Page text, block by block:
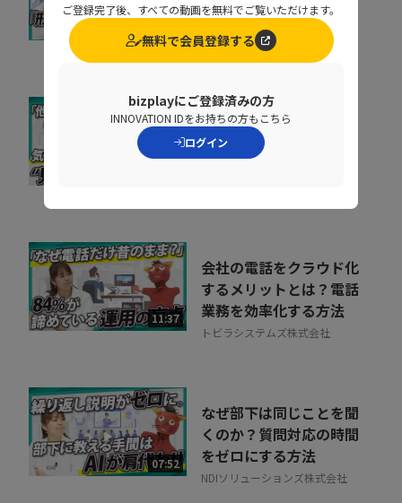
ぐ！70万を超える...
ペンタセキュリティ株式会社
取りこぼしはなぜ起き
る？“見えない失注”を
防ぐ営業の仕組み改革
11:37
会社の電話をクラウド化
するメリットとは？電話
業務を効率化する方法
トビラシステムズ株式会社
07:52
なぜ部下は同じことを聞
くのか？質問対応の時間
をゼロにする方法
NDIソリューションズ株式会社
ご登録完了後、すべての動画を無料でご覧いただけます。
無料で会員登録する
bizplayにご登録済みの方
INNOVATION IDをお持ちの方もこちら
ログイン